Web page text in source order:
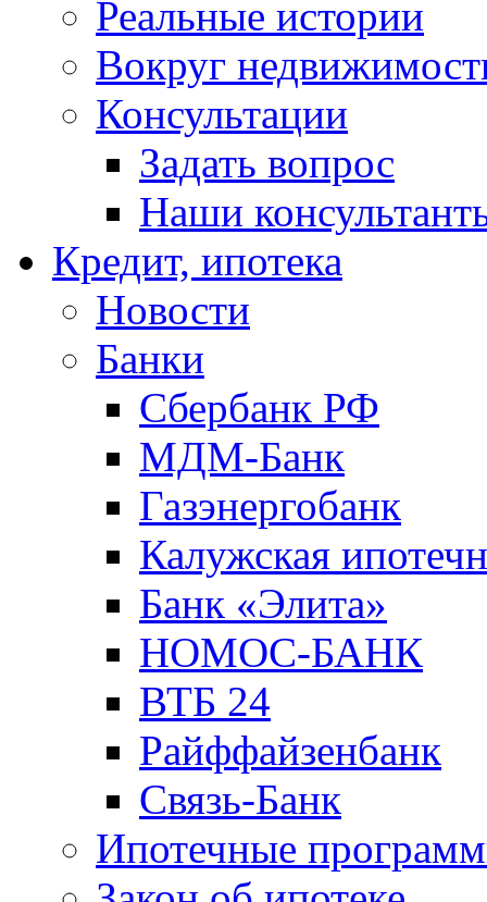
Реальные истории
Вокруг
Консультации
Задать вопрос
Наши
Кредит, ипотека
Новости
Банки
Сбербанк РФ
МДМ-Банк
Газэнергобанк
Калужская
Банк «Элита»
НОМОС-БАНК
ВТБ 24
Райффайзенбанк
Связь-Банк
Ипотечные